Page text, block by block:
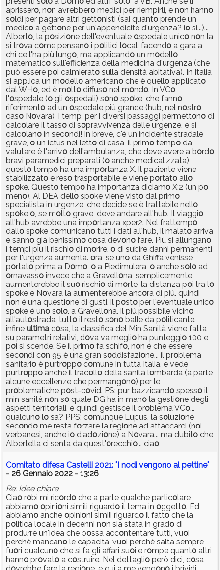
aprissero, non avrebbero medici per riempirli, e non hanno
soldi per pagare altri gettonisti (sai quanto prende un
medico a gettone per un'appendicite d'urgenza? io si...)...
Alberto, la posizione dell'eventuale ospedale unico non la
si trova come pensano i politici locali facendo a gara a
chi ce l'ha più lungo, ma applicando un modello
matematico sull'efficienza della medicina d'urgenza (che
può essere poi calmierato sulla densità abitativa). In Italia
si applica un modello americano che è quello applicato
dal WHo, ed è molto diffuso nel mondo. In VCo
l'ospedale (o gli ospedali) sono spoke, che fanno
riferimento ad un ospedale più grande (hub, nel nostro
caso Novara). I tempi per i diversi passaggi permettono di
calcolare il tasso di sopravvivenza delle urgenze, e si
calcolano in secondi! In breve, c'è un incidente stradale
grave, o un ictus nel letto di casa, il primo tempo da
valutare è l'arrivo dell'ambulanza, che deve avere a bordo
bravi paramedici preparati (o anche medicalizzata),
questo tempo ha una importanza X. Il paziente viene
stabilizzato e reso trasportabile e viene portato allo
spoke. Questo tempo ha importanza diciamo X:2 (un po
meno). Al DEA dello spoke viene visto dal primo
specialista in urgenze, che decide se è trattabile nello
spoke o, se molto grave, deve andare all'hub. Il viaggio
all'hub avrebbe una importanza xper2. Nel frattempo
dallo spoke comunicano tutti i dati all'hub, il malato arriva
e sanno già benissimo cosa devono fare. Più si allungano
i tempi più il rischio di morire, o di subire danni permanenti
per l'urgenza aumenta. ora, se uno da Ghiffa venisse
portato prima a Domo, o a Piedimulera, o anche solo ad
ornavasso invece che a Gravellona, semplicemente
aumenterebbe il suo rischio di morte, la distanza poi tra lo
spoke e Novara la aumenterebbe ancora di più. quindi
non è una questione di gusti, il posto per l'eventuale unico
spoke è uno solo, a Gravellona, il più possibile vicino
all'autostrada. tutto il resto sono balle da politicante.
infine ultima cosa, la classifica del Min Sanità viene fatta
su parametri relativi, dova va meglio ha punteggio 100 e
poi si scende. Se il primo fa schifo, non è che essere
secondi con 95 è una gran soddisfazione... il problema
sanitario è purtroppo comune in tutta Italia, e vede
purtroppo anche il tracollo della sanità lombarda (a parte
alcune eccellenze che permangono) per le
problematiche post-covid. PS: pur bazzicando spesso il
min sanità non so quale DG ha in mano la gestione degli
aspetti territoriali, e quindi gestisce il problema VCo...
qualcuno lo sa? PPS: comunque Lupus, la soluzione
secondo me resta forzare la regione ad attaccarci (noi
verbanesi, anche io d'adozione) a Novara... ma dubito che
Albertella ci senta da quest'orecchio... ciao
Comitato difesa Castelli 2021: "I nodi vengono al pettine"
- 26 Gennaio 2022 - 13:26
Re: Idee chiare
Ciao robi mi ricordo che a parte qualche particolare
abbiamo opinioni simili riguardo il tema in oggetto. Ed
abbiamo anche opinioni simili riguardo il fatto che la
politica locale in decenni non sia stata in grado di
produrre un'idea che possa accontentare tutti, vuoi
perchè mancano le capacità, vuoi perchè salta sempre
fuori qualcuno che si fa gli affari suoi e rompe quanto altri
hanno provato a costruire. Nel dettaglio però dici, cosa